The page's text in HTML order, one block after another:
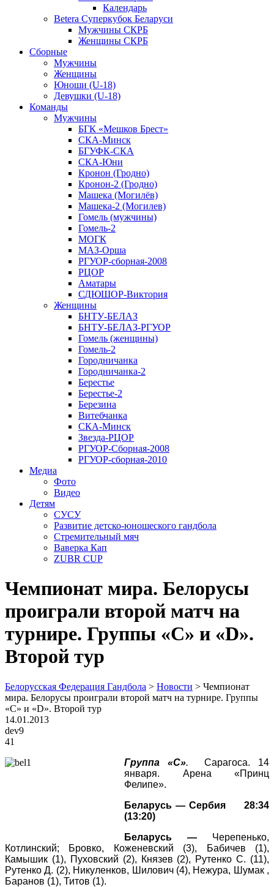
Календарь
Betera Суперкубок Беларуси
Мужчины СКРБ
Женщины СКРБ
Сборные
Мужчины
Женщины
Юноши (U-18)
Девушки (U-18)
Команды
Мужчины
БГК «Мешков Брест»
СКА-Минск
БГУФК-СКА
СКА-Юни
Кронон (Гродно)
Кронон-2 (Гродно)
Машека (Могилёв)
Машека-2 (Могилев)
Гомель (мужчины)
Гомель-2
МОГК
МАЗ-Орша
РГУОР-сборная-2008
РЦОР
Аматары
СДЮШОР-Виктория
Женщины
БНТУ-БЕЛАЗ
БНТУ-БЕЛАЗ-РГУОР
Гомель (женщины)
Гомель-2
Городничанка
Городничанка-2
Берестье
Берестье-2
Березина
Витебчанка
СКА-Минск
Звезда-РЦОР
РГУОР-Сборная-2008
РГУОР-сборная-2010
Медиа
Фото
Видео
Детям
СУСУ
Развитие детско-юношеского гандбола
Стремительный мяч
Ваверка Кап
ZUBR CUP
Чемпионат мира. Белорусы
проиграли второй матч на
турнире. Группы «С» и «D».
Второй тур
Белорусская Федерация Гандбола > Новости > Чемпионат
мира. Белорусы проиграли второй матч на турнире. Группы
«С» и «D». Второй тур
14.01.2013
dev9
41
Группа «С». Сарагоса. 14
января. Арена «Принц
Фелипе».
Беларусь — Сербия 28:34
(13:20)
Беларусь — Черепенько,
Котлинский; Бровко, Коженевский (3), Бабичев (1),
Камышик (1), Пуховский (2), Князев (2), Рутенко С. (11),
Рутенко Д. (2), Никуленков, Шилович (4), Нежура, Шумак ,
Баранов (1), Титов (1).